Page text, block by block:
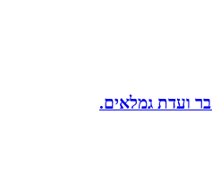
ועדת גמלאים.